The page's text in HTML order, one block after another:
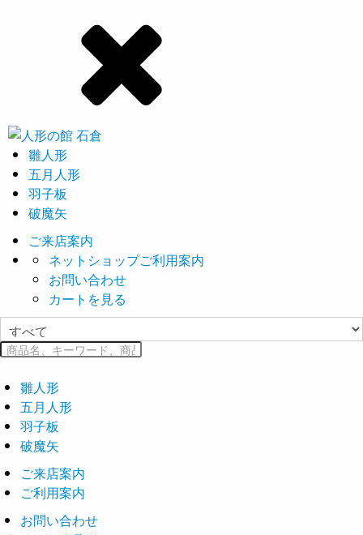
雛人形
五月人形
羽子板
破魔矢
ご来店案内
ネットショップご利用案内
お問い合わせ
カートを見る
雛人形
五月人形
羽子板
破魔矢
ご来店案内
ご利用案内
お問い合わせ